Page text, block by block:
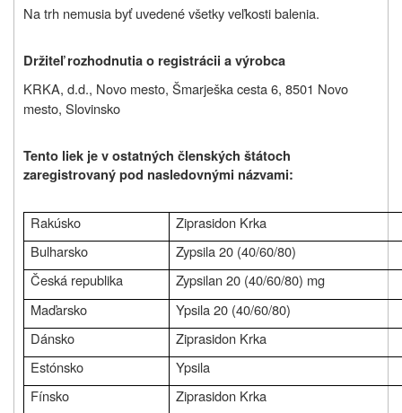
Na trh nemusia byť uvedené všetky veľkosti balenia.
Držiteľ rozhodnutia o registrácii a výrobca
KRKA, d.d., Novo mesto, Šmarješka cesta 6, 8501 Novo
mesto, Slovinsko
Tento liek je v ostatných členských štátoch
zaregistrovaný pod nasledovnými názvami:
Rakúsko
Ziprasidon Krka
Bulharsko
Zypsila 20 (40/60/80)
Česká republika
Zypsilan 20 (40/60/80) mg
Maďarsko
Ypsila 20 (40/60/80)
Dánsko
Ziprasidon Krka
Estónsko
Ypsila
Fínsko
Ziprasidon Krka